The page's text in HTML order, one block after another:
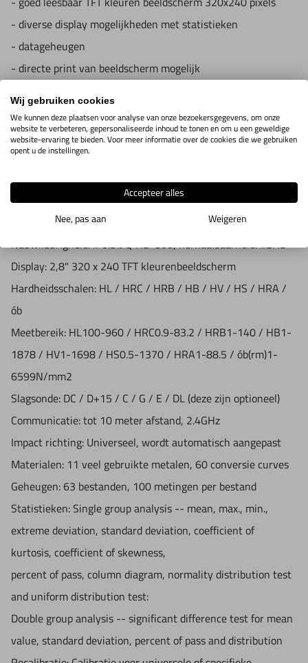
Materialen:11 veel gebruikte metalen, 60 conversie curves
Geheugen: 63 bestanden, 100 metingen per bestand
Statistieken:Single group analysis -- mean, max., min.,
extreme deviation, standard deviation, coefficient of
kurtosis, coefficient of skewness,
percent of pass, column diagram, normality distribution test
and uniform distribution test:
mean value, standard deviation, percent of pass and
distribution
Calibratie voor universele of specifieke
hardheidsschalen
Indicatoren: Max. waarde / Min. waarde / batterijtoestand /
waarschuwingstoon / datum en tijd
Talen:
Frans / Italiaans / Turks en Spaans
Communicatie: USB / RS-232 / Bluetooth
Batterijcapaciteit:
Voeding:1,5V AA batterij x 4 / 3,7V Li-ion oplaadbare
batterij x 4 / USB voeding
Werktemperatuur: -10°C - + 45°C
Afmetingen: 195 x 84 x 38mm
Gewicht:550gr.
Naar standaarden: ASTM A956 , DIN 50156 , GB/T 17394-
1998
Leveringsomvang:
- HHT-3210 basisapparaat
- Slagprobe D (met kabel, analoog)
- Slagprobe D draadloos
- diverse display mogelijkheden met statistieken
- datageheugen
- directe print van beeldscherm mogelijk
- recalibratie
- diverse settings waaronder, datum, tijd, gebruiker,
procedure etc.
Specificaties:
Leeb hardheidstester
Nauwkeurigheid:± 0.3% Q HL=800, herhaalbaarheid: ±2HL
Display: 2,8" 320 x 240 TFT kleurenbeeldscherm
Hardheidsschalen: HL / HRC / HRB / HB / HV / HS / HRA /
ób
Meetbereik: HL100-960 / HRC0.9-83.2 / HRB1-140 / HB1-
1878 / HV1-1698 / HS0.5-1370 / HRA1-88.5 / ób(rm)1-
6599N/mm2
Slagsonde: DC / D+15 / C / G / E / DL (deze zijn optioneel)
Communicatie:tot 10 meter afstand, 2.4GHz
Impact richting: Universeel, wordt automatisch aangepast
Materialen: 11 veel gebruikte metalen, 60 conversie curves
Geheugen:63 bestanden, 100 metingen per bestand
Statistieken:Single group analysis -- mean, max., min.,
extreme deviation, standard deviation, coefficient of
kurtosis, coefficient of skewness,
percent of pass, column diagram, normality distribution test
and uniform distribution test:
Double group analysis -- significant difference test for mean
value, standard deviation, percent of pass and distribution
Wij gebruiken cookies
We kunnen deze plaatsen voor analyse van onze bezoekersgegevens, om onze
website te verbeteren, gepersonaliseerde inhoud te tonen en om u een geweldige
website-ervaring te bieden. Voor meer informatie over de cookies die we gebruiken
opent u de instellingen.
Accepteer alles
Nee, pas aan
Weigeren